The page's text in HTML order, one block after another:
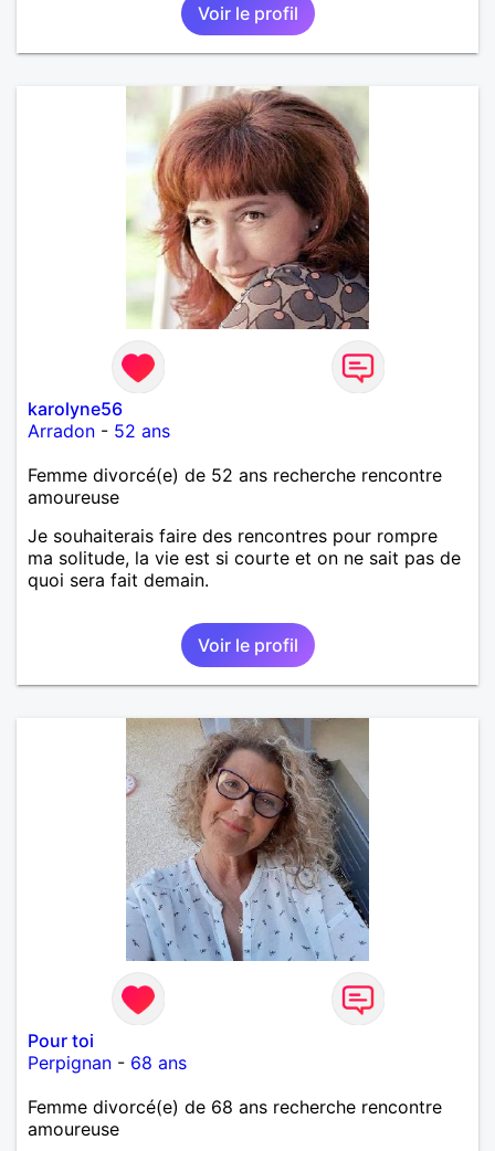
Voir le profil
karolyne56
Arradon - 52 ans
Femme divorcé(e) de 52 ans recherche rencontre
amoureuse
Je souhaiterais faire des rencontres pour rompre
ma solitude, la vie est si courte et on ne sait pas de
quoi sera fait demain.
Voir le profil
Pour toi
Perpignan - 68 ans
Femme divorcé(e) de 68 ans recherche rencontre
amoureuse